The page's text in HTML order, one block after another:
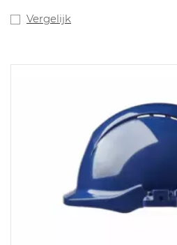
ESD normeringen.
Vergelijk